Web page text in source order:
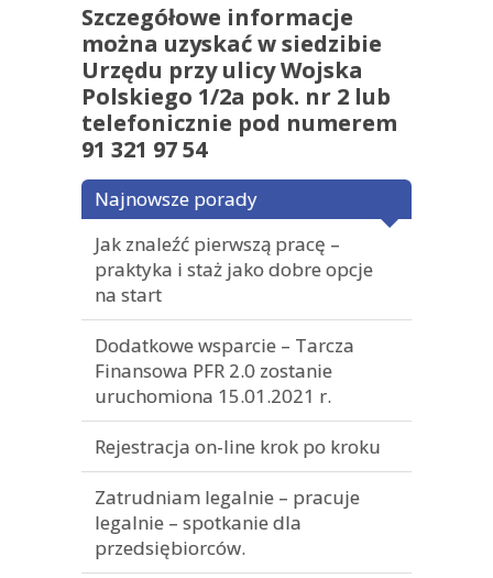
Szczegółowe informacje
można uzyskać w siedzibie
Urzędu przy ulicy Wojska
Polskiego 1/2a pok. nr 2 lub
telefonicznie pod numerem
91 321 97 54
Najnowsze porady
Jak znaleźć pierwszą pracę –
praktyka i staż jako dobre opcje
na start
Dodatkowe wsparcie – Tarcza
Finansowa PFR 2.0 zostanie
uruchomiona 15.01.2021 r.
Rejestracja on-line krok po kroku
Zatrudniam legalnie – pracuje
legalnie – spotkanie dla
przedsiębiorców.